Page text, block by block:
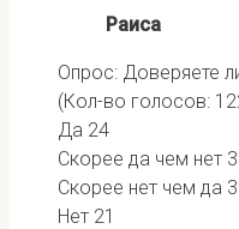
Раиса
Опрос: Доверяете
(Кол-во голосов:
Да 24
Скорее да чем нет
Скорее нет чем да
Нет 21